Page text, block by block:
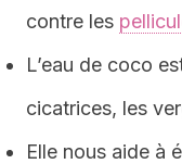
contre les
L’eau de coco
cicatrices, les
Elle nous aide à